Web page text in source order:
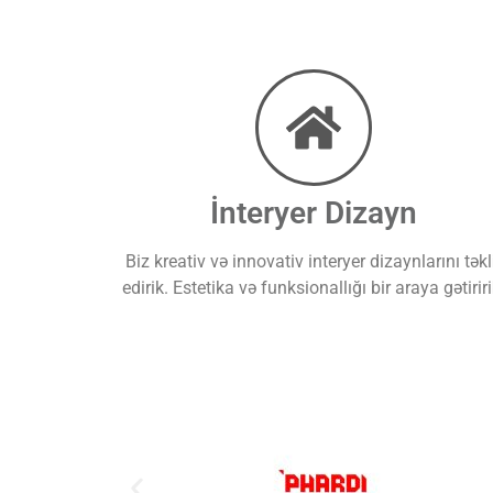
İnteryer Dizayn
Biz kreativ və innovativ interyer dizaynlarını
edirik. Estetika və funksionallığı bir araya